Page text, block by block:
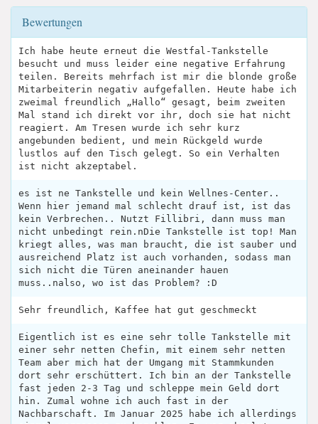
Bewertungen
Ich habe heute erneut die Westfal-Tankstelle
besucht und muss leider eine negative Erfahrung
teilen. Bereits mehrfach ist mir die blonde große
Mitarbeiterin negativ aufgefallen. Heute habe ich
zweimal freundlich „Hallo“ gesagt, beim zweiten
Mal stand ich direkt vor ihr, doch sie hat nicht
reagiert. Am Tresen wurde ich sehr kurz
angebunden bedient, und mein Rückgeld wurde
lustlos auf den Tisch gelegt. So ein Verhalten
ist nicht akzeptabel.
es ist ne Tankstelle und kein Wellnes-Center..
Wenn hier jemand mal schlecht drauf ist, ist das
kein Verbrechen.. Nutzt Fillibri, dann muss man
nicht unbedingt rein.nDie Tankstelle ist top! Man
kriegt alles, was man braucht, die ist sauber und
ausreichend Platz ist auch vorhanden, sodass man
sich nicht die Türen aneinander hauen
muss..nalso, wo ist das Problem? :D
Sehr freundlich, Kaffee hat gut geschmeckt
Eigentlich ist es eine sehr tolle Tankstelle mit
einer sehr netten Chefin, mit einem sehr netten
Team aber mich hat der Umgang mit Stammkunden
dort sehr erschüttert. Ich bin an der Tankstelle
fast jeden 2-3 Tag und schleppe mein Geld dort
hin. Zumal wohne ich auch fast in der
Nachbarschaft. Im Januar 2025 habe ich allerdings